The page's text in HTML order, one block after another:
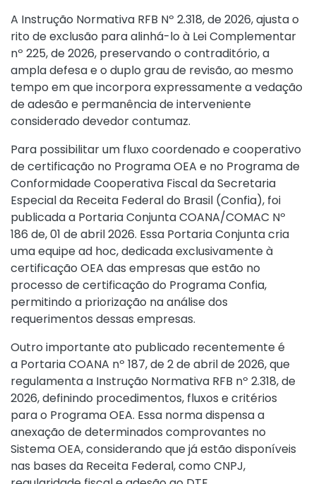
A Instrução Normativa RFB Nº 2.318, de 2026, ajusta o
rito de exclusão para alinhá-lo à Lei Complementar
nº 225, de 2026, preservando o contraditório, a
ampla defesa e o duplo grau de revisão, ao mesmo
tempo em que incorpora expressamente a vedação
de adesão e permanência de interveniente
considerado devedor contumaz.
Para possibilitar um fluxo coordenado e cooperativo
de certificação no Programa OEA e no Programa de
Conformidade Cooperativa Fiscal da Secretaria
Especial da Receita Federal do Brasil (Confia), foi
publicada a Portaria Conjunta COANA/COMAC Nº
186 de, 01 de abril 2026. Essa Portaria Conjunta cria
uma equipe ad hoc, dedicada exclusivamente à
certificação OEA das empresas que estão no
processo de certificação do Programa Confia,
permitindo a priorização na análise dos
requerimentos dessas empresas.
Outro importante ato publicado recentemente é
a Portaria COANA nº 187, de 2 de abril de 2026, que
regulamenta a Instrução Normativa RFB nº 2.318, de
2026, definindo procedimentos, fluxos e critérios
para o Programa OEA. Essa norma dispensa a
anexação de determinados comprovantes no
Sistema OEA, considerando que já estão disponíveis
nas bases da Receita Federal, como CNPJ,